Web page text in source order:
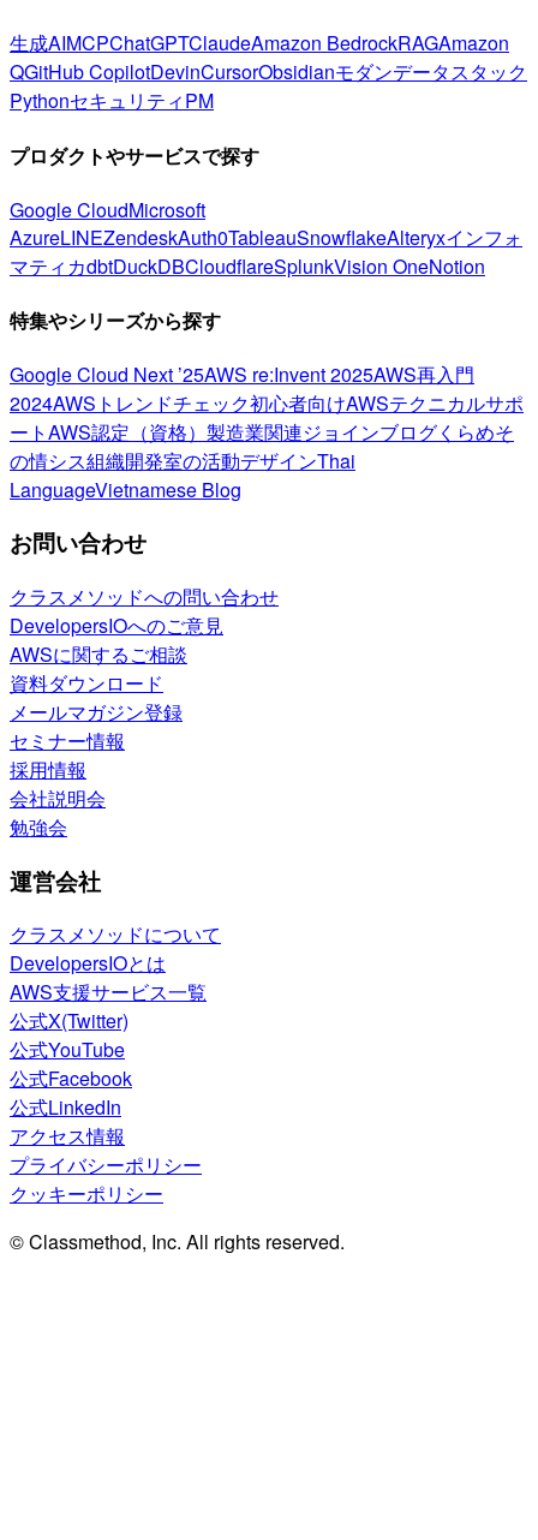
生成AIMCPChatGPTClaudeAmazon BedrockRAGAmazon
QGitHub CopilotDevinCursorObsidianモダンデータスタック
PythonセキュリティPM
プロダクトやサービスで探す
Google CloudMicrosoft
AzureLINEZendeskAuth0TableauSnowflakeAlteryxインフォ
マティカdbtDuckDBCloudflareSplunkVision OneNotion
特集やシリーズから探す
Google Cloud Next ’25AWS re:Invent 2025AWS再入門
2024AWSトレンドチェック初心者向けAWSテクニカルサポ
ートAWS認定（資格） 製造業関連ジョインブログくらめそ
の情シス組織開発室の活動デザインThai
LanguageVietnamese Blog
お問い合わせ
クラスメソッドへの問い合わせ
DevelopersIOへのご意見
AWSに関するご相談
資料ダウンロード
メールマガジン登録
セミナー情報
採用情報
会社説明会
勉強会
運営会社
クラスメソッドについて
DevelopersIOとは
AWS支援サービス一覧
公式X(Twitter)
公式YouTube
公式Facebook
公式LinkedIn
アクセス情報
プライバシーポリシー
クッキーポリシー
© Classmethod, Inc. All rights reserved.